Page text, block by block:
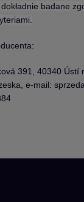
badane
391, 40340 Ústí
e-mail: